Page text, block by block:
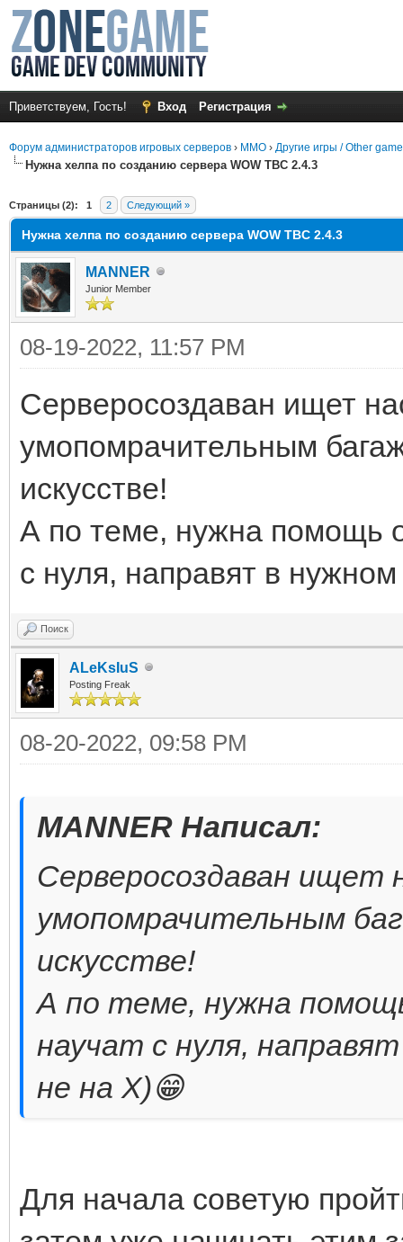
Приветствуем, Гость! Вход Регистрация
Форум администраторов игровых серверов › MMO › Другие игры / Other
Нужна хелпа по созданию сервера WOW TBC 2.4.3
Страницы (2): 1 2 Следующий »
Нужна хелпа по созданию сервера WOW TBC 2.4.3
MANNER
Junior Member
08-19-2022, 11:57 PM
Серверосоздаван ищет
умопомрачительным
искусстве!
А по теме, нужна помощь
с нуля, направят в
Поиск
ALeKsIuS
Posting Freak
08-20-2022, 09:58 PM
MANNER Написал:
Серверосоздаван ищет
умопомрачительным
искусстве!
А по теме, нужна
научат с нуля,
не на Х)😁
Для начала советую